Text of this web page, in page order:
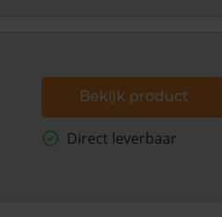
Bekijk product
Direct leverbaar